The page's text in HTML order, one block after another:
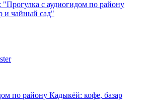
по району Кадыкёй: кофе, базар